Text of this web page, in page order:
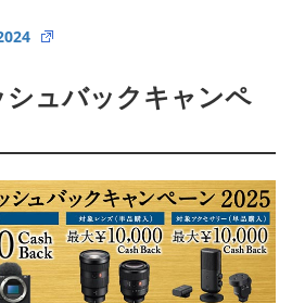
ュバックキャンペ